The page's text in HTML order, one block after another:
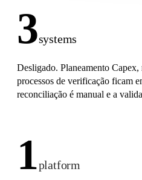
3systems
Desligado. Planeamento Capex,
processos de verificação ficam
reconciliação é manual e a
1platform